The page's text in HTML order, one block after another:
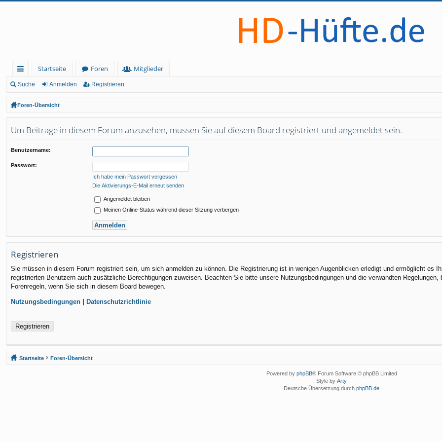
ch
ne
llz
ug
Startseite Foren
Mitglieder
Suche Anmelden Registrieren
Foren-Übersicht
Um Beiträge in diesem Forum anzusehen, müssen Sie auf diesem Board registriert und angemeldet sein.
Benutzername:
Passwort:
Ich habe mein Passwort vergessen
Die Aktivierungs-E-Mail erneut senden
Angemeldet bleiben
Meinen Online-Status während dieser Sitzung verbergen
Registrieren
Sie müssen in diesem Forum registriert sein, um sich anmelden zu können. Die Registrierung ist in wenigen Augenblicken erledigt und ermöglicht es
registrierten Benutzern auch zusätzliche Berechtigungen zuweisen. Beachten Sie bitte unsere Nutzungsbedingungen und die verwandten
Forenregeln, wenn Sie sich in diesem Board bewegen.
Nutzungsbedingungen | Datenschutzrichtlinie
Registrieren
Startseite Foren-Übersicht
Powered by phpBB® Forum Software © phpBB Limited
Style by Arty
Deutsche Übersetzung durch phpBB.de